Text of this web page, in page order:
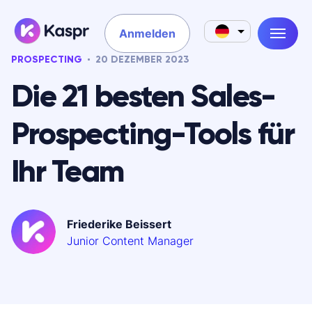
Anmelden
PROSPECTING 20 DEZEMBER 2023
Die 21 besten Sales-
Prospecting-Tools für
Ihr Team
Friederike Beissert
Junior Content Manager